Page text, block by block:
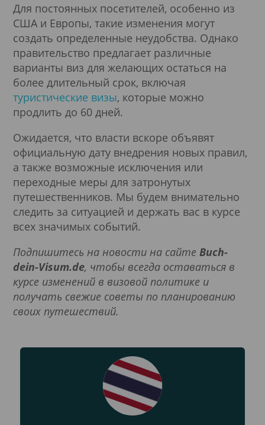
Для постоянных посетителей, особенно из
США и Европы, такие изменения могут
создать определенные неудобства. Однако
правительство предлагает различные
варианты виз для желающих остаться на
более длительный срок, включая
туристические визы, которые можно
продлить до 60 дней.
Ожидается, что власти вскоре объявят
официальную дату внедрения новых правил,
а также возможные исключения или
переходные меры для затронутых
путешественников. Мы будем внимательно
следить за ситуацией и держать вас в курсе
всех значимых событий.
Подпишитесь на новости на сайте Buch-
dein-Visum.de, чтобы всегда оставаться в
курсе изменений в визовой политике и
получать свежие советы по планированию
своих путешествий.